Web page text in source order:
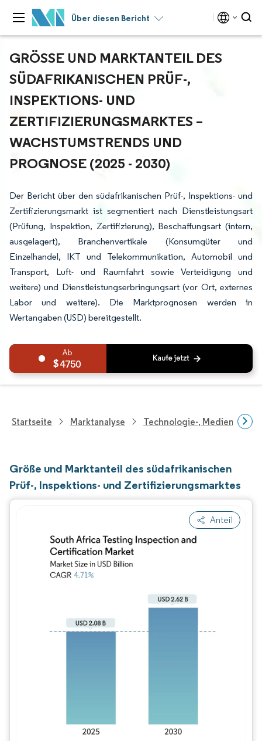
Über diesen Bericht
GRÖSSE UND MARKTANTEIL DES S
ÜDAFRIKANISCHEN PRÜF-, I
NSPEKTIONS- UND Z
ERTIFIZIERUNGSMARKTES – W
ACHSTUMSTRENDS UND P
ROGNOSE (2025 - 2030)
Der Bericht über den südafrikanischen Prüf-, Inspektions- und
Zertifizierungsmarkt ist segmentiert nach Dienstleistungsart
(Prüfung, Inspektion, Zertifizierung), Beschaffungsart (intern,
ausgelagert), Branchenvertikale (Konsumgüter und
Einzelhandel, IKT und Telekommunikation, Automobil und
Transport, Luft- und Raumfahrt sowie Verteidigung und
weitere) und Dienstleistungserbringungsart (vor Ort, externes
Labor und weitere). Die Marktprognosen werden in
Wertangaben (USD) bereitgestellt.
4750
Startseite Marktanalyse Technologie-, Medien- Und
Größe und Marktanteil des südafrikanischen
Prüf-, Inspektions- und Zertifizierungsmarktes
Anteil